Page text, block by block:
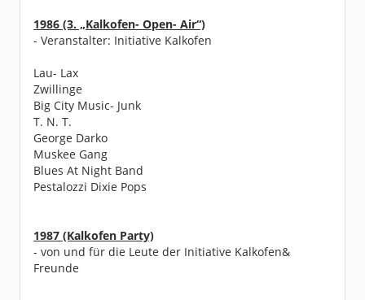
1986 (3. „Kalkofen- Open- Air“)
- Veranstalter: Initiative Kalkofen
Lau- Lax
Zwillinge
Big City Music- Junk
T. N. T.
George Darko
Muskee Gang
Blues At Night Band
Pestalozzi Dixie Pops
1987 (Kalkofen Party)
- von und für die Leute der Initiative Kalkofen&
Freunde